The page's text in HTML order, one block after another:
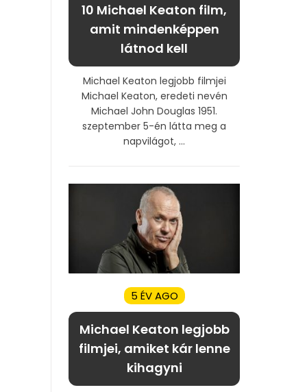
10 Michael Keaton film,
amit mindenképpen
látnod kell
Michael Keaton legjobb filmjei
Michael Keaton, eredeti nevén
Michael John Douglas 1951.
szeptember 5-én látta meg a
napvilágot, ...
5 ÉV AGO
Michael Keaton legjobb
filmjei, amiket kár lenne
kihagyni